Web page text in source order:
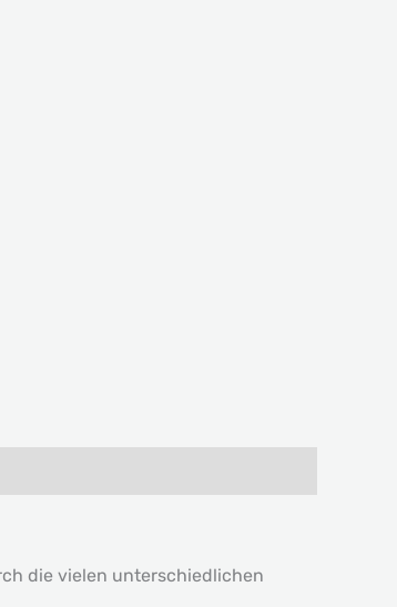
die vielen unterschiedlichen